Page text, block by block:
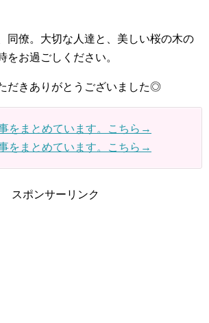
同僚。大切な人達と、美しい桜の木の
をお過ごしください。
だきありがとうございました◎
をまとめています。こちら→
をまとめています。こちら→
スポンサーリンク